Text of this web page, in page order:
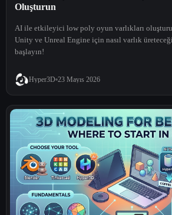
Oluşturun
AI ile etkileyici low poly oyun varlıkları
Unity ve Unreal Engine için nasıl varlık
başlayın!
Hyper3D 23 Mayıs 2026